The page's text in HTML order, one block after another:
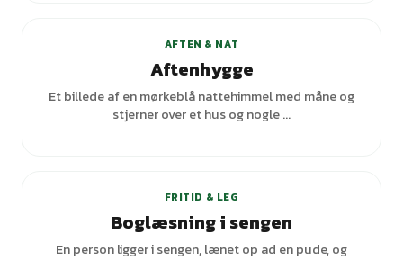
AFTEN & NAT
Aftenhygge
Et billede af en mørkeblå nattehimmel med måne og
stjerner over et hus og nogle ...
FRITID & LEG
Boglæsning i sengen
En person ligger i sengen, lænet op ad en pude, og